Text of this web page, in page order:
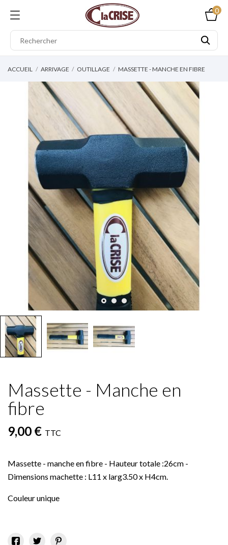
0
ACCUEIL ARRIVAGE OUTILLAGE MASSETTE - MANCHE EN FIBRE
Massette - Manche en
fibre
9,00 € TTC
Massette - manche en fibre - Hauteur totale :26cm -
Dimensions machette : L11 x larg3.50 x H4cm.
Couleur unique